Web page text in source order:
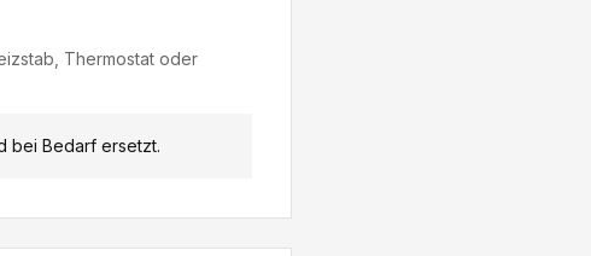
Thermostat oder
bei Bedarf ersetzt.